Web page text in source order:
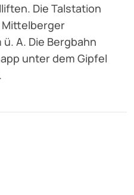
Die Talstation
A. Die Bergbahn
unter dem Gipfel